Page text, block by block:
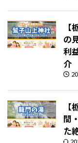
の
利
介
間
た